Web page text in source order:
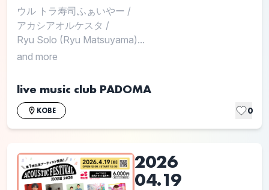
ウル トラ寿司ふぁいやー /
アカシアオルケスタ /
Ryu Solo (Ryu Matsuyama)...
and more
live music club PADOMA
KOBE 0
2026
04.19